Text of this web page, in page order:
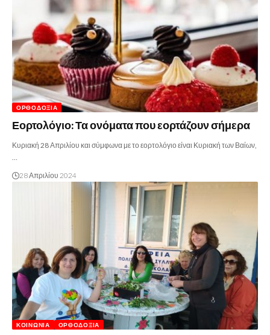
ΟΡΘΟΔΟΞΊΑ
Εορτολόγιο: Τα ονόματα που εορτάζουν σήμερα
Κυριακή 28 Απριλίου και σύμφωνα με το εορτολόγιο είναι Κυριακή των Βαίων,
28 Απριλίου 2024
ΚΟΙΝΩΝΊΑ ΟΡΘΟΔΟΞΊΑ